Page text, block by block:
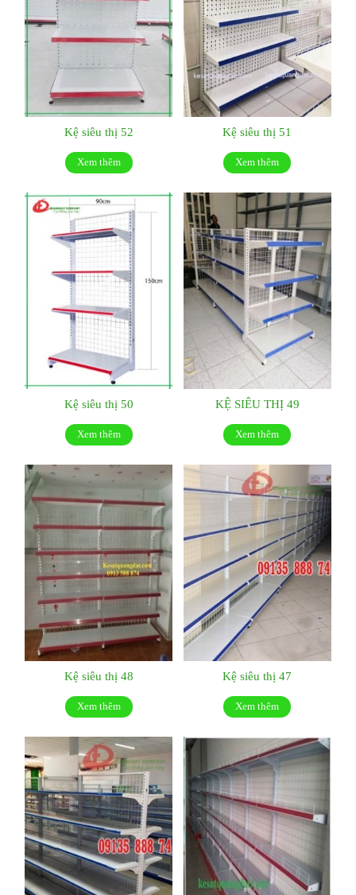
Kệ siêu thị 52
Xem thêm
Kệ siêu thị 51
Xem thêm
Kệ siêu thị 50
Xem thêm
KỆ SIÊU THỊ 49
Xem thêm
Kệ siêu thị 48
Xem thêm
Kệ siêu thị 47
Xem thêm